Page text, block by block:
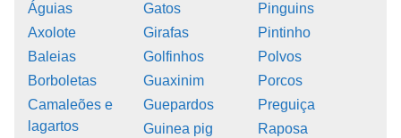
Águias
Axolote
Baleias
Borboletas
Camaleões e
lagartos
Gatos
Girafas
Golfinhos
Guaxinim
Guepardos
Guinea pig
Pinguins
Pintinho
Polvos
Porcos
Preguiça
Raposa